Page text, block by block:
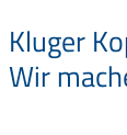
Kluger
Wir